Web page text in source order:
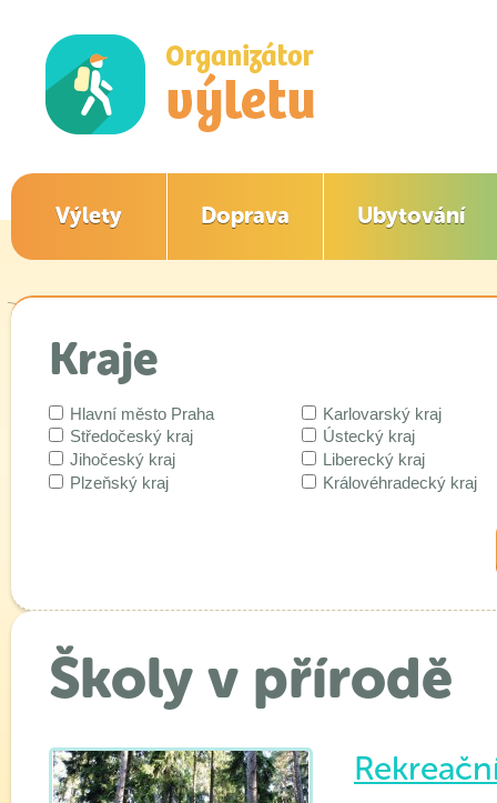
Výlety Doprava Ubytování
Kraje
Hlavní město Praha
Středočeský kraj
Jihočeský kraj
Plzeňský kraj
Karlovarský kraj
Ústecký kraj
Liberecký kraj
Královéhradecký kraj
Školy v přírodě